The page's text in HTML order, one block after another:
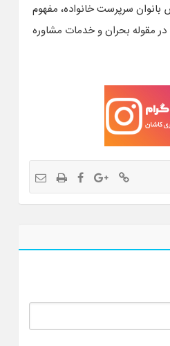
سرپرست خانواده،‌ مفهوم
در مقوله بحران و خدمات مشاوره